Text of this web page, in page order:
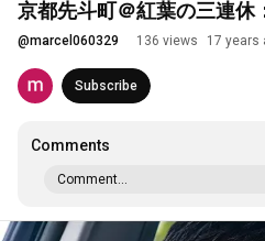
京都先斗町＠紅葉の三連休
@marcel060329 136 views 17 years
Subscribe
Comments
Comment...